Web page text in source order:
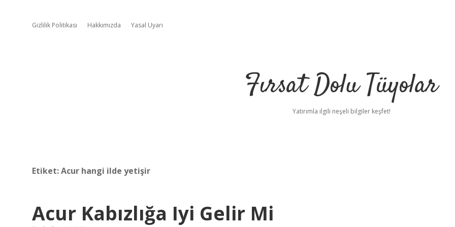
Gizlilik Politikası Hakkımızda Yasal Uyarı
Fırsat Dolu Tüyolar
Yatırımla ilgili neşeli bilgiler keşfet!
Etiket:Acur hangi ilde yetişir
Acur Kabızlığa Iyi Gelir Mi